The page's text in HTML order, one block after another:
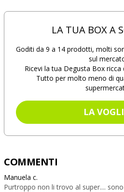
LA TUA BOX A
Goditi da 9 a 14 prodotti, molti
sul
Ricevi la tua Degusta Box
Tutto per molto meno di
LA
COMMENTI
Manuela c.
Purtroppo non li trovo al super....